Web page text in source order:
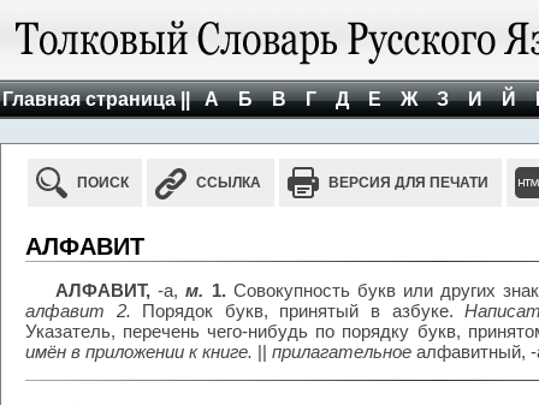
Главная страница || А Б В Г Д Е Ж З И Й
ПОИСК ССЫЛКА ВЕРСИЯ ДЛЯ ПЕЧАТИ
АЛФАВИТ
АЛФАВИТ, -а, м. 1.Совокупность букв или других
алфавит 2. Порядок букв, принятый в азбуке.
Указатель, перечень чего-нибудь по порядку букв,
имён в приложении к книге. || прилагательное алфавитный,